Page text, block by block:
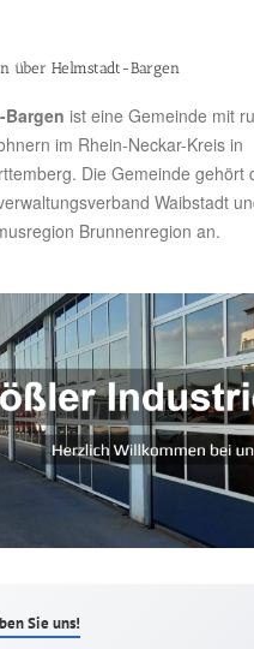
über Helmstadt-Bargen
Bargen ist eine Gemeinde mit
im Rhein-Neckar-Kreis in
Die Gemeinde gehört
Waibstadt
Brunnenregion an.
Sie uns!